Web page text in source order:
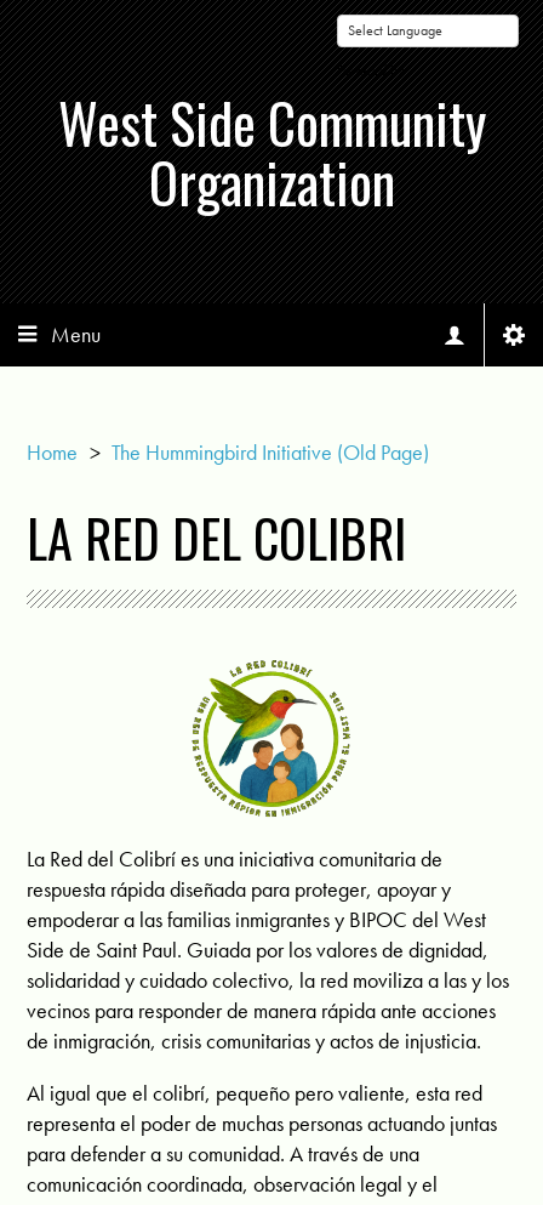
Powered by
West Side Community
Organization
Menu
Home > The Hummingbird Initiative (Old Page)
LA RED DEL COLIBRI
La Red del Colibrí es una iniciativa comunitaria de
respuesta rápida diseñada para proteger, apoyar y
empoderar a las familias inmigrantes y BIPOC del West
Side de Saint Paul. Guiada por los valores de dignidad,
solidaridad y cuidado colectivo, la red moviliza a las y los
vecinos para responder de manera rápida ante acciones
de inmigración, crisis comunitarias y actos de injusticia.
Al igual que el colibrí, pequeño pero valiente, esta red
representa el poder de muchas personas actuando juntas
para defender a su comunidad. A través de una
comunicación coordinada, observación legal y el